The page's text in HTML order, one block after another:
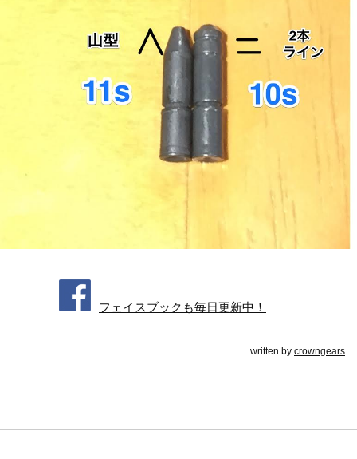
フェイスブックも毎日更新中！
written by crowngears